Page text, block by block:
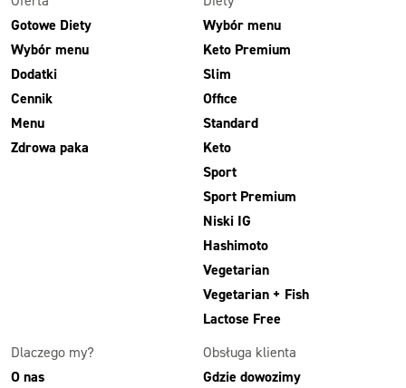
Gotowe Diety
Wybór menu
Dodatki
Cennik
Menu
Zdrowa paka
Wybór menu
Keto Premium
Slim
Office
Standard
Keto
Sport
Sport Premium
Niski IG
Hashimoto
Vegetarian
Vegetarian + Fish
Lactose Free
Dlaczego my?
O nas
Obsługa klienta
Gdzie dowozimy